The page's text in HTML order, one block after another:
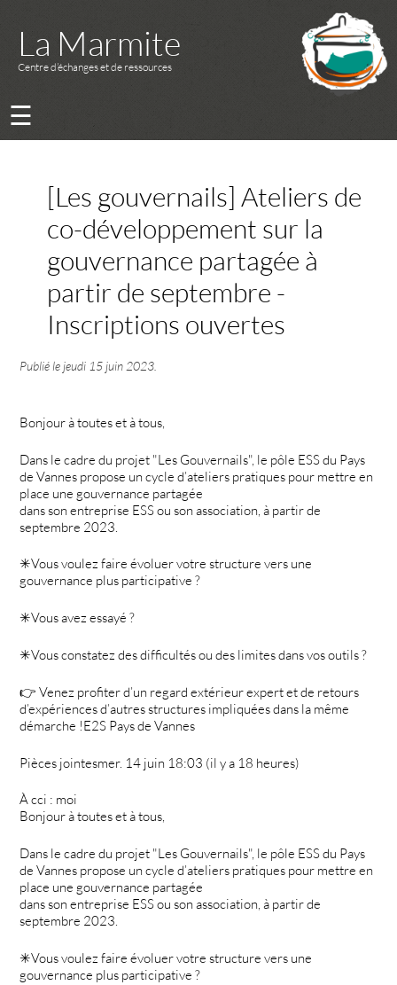
La Marmite
Centre d’échanges et de ressources
☰
[Les gouvernails] Ateliers de
co-développement sur la
gouvernance partagée à
partir de septembre -
Inscriptions ouvertes
Publié le jeudi 15 juin 2023
Bonjour à toutes et à tous,
Dans le cadre du projet "Les Gouvernails", le pôle ESS du Pays
de Vannes propose un cycle d’ateliers pratiques pour mettre en
place une gouvernance partagée
dans son entreprise ESS ou son association, à partir de
septembre 2023.
✳Vous voulez faire évoluer votre structure vers une
gouvernance plus participative ?
✳Vous avez essayé ?
✳Vous constatez des difficultés ou des limites dans vos outils ?
👉 Venez profiter d’un regard extérieur expert et de retours
d’expériences d’autres structures impliquées dans la même
démarche !E2S Pays de Vannes
Pièces jointesmer. 14 juin 18:03 (il y a 18 heures)
À cci : moi
Bonjour à toutes et à tous,
Dans le cadre du projet "Les Gouvernails", le pôle ESS du Pays
de Vannes propose un cycle d’ateliers pratiques pour mettre en
place une gouvernance partagée
dans son entreprise ESS ou son association, à partir de
septembre 2023.
✳Vous voulez faire évoluer votre structure vers une
gouvernance plus participative ?